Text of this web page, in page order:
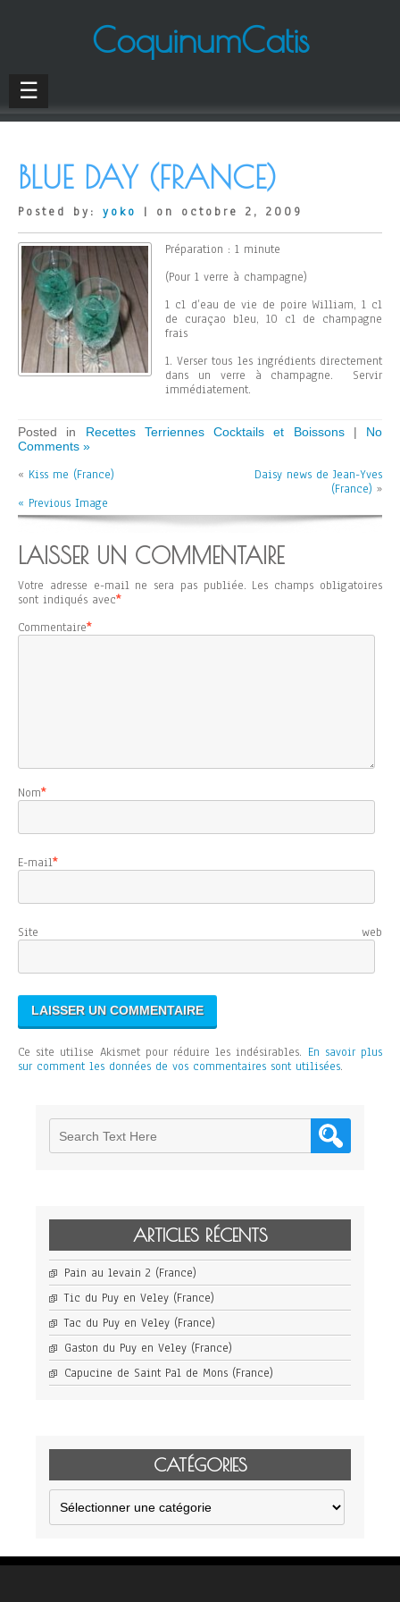
CoquinumCatis
☰
BLUE DAY (FRANCE)
Posted by: yoko | on octobre 2, 2009
Préparation : 1 minute
(Pour 1 verre à champagne)
1 cl d’eau de vie de poire William, 1 cl
de curaçao bleu, 10 cl de champagne
frais
1. Verser tous les ingrédients directement
dans un verre à champagne. Servir
immédiatement.
Posted in Recettes Terriennes Cocktails et Boissons| No
Comments »
« Kiss me (France)
Daisy news de Jean-Yves
(France) »
« Previous Image
LAISSER UN COMMENTAIRE
Votre adresse e-mail ne sera pas publiée. Les champs obligatoires
sont indiqués avec*
Commentaire*
Nom*
E-mail*
Site web
Ce site utilise Akismet pour réduire les indésirables. En savoir plus
sur comment les données de vos commentaires sont utilisées.
ARTICLES RÉCENTS
Pain au levain 2 (France)
Tic du Puy en Veley (France)
Tac du Puy en Veley (France)
Gaston du Puy en Veley (France)
Capucine de Saint Pal de Mons (France)
CATÉGORIES
Catégories